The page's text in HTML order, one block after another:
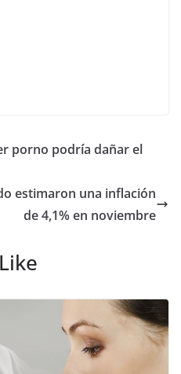
porno podría dañar el
estimaron una inflación
de 4,1% en noviembre